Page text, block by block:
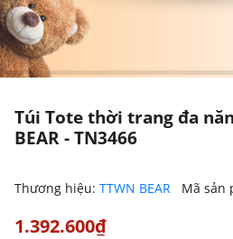
Túi Tote thời trang đa
BEAR - TN3466
Thương hiệu: TTWN BEAR Mã sản
1.392.600₫